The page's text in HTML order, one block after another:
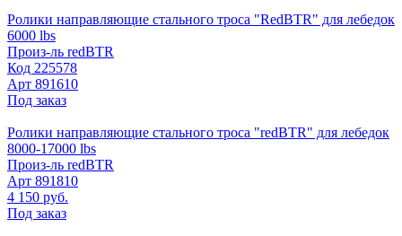
Ролики направляющие стального троса "RedBTR" для лебедок
6000 lbs
Произ-ль redBTR
Код 225578
Арт 891610
Под заказ
Ролики направляющие стального троса "redBTR" для лебедок
8000-17000 lbs
Произ-ль redBTR
Арт 891810
4 150 руб.
Под заказ